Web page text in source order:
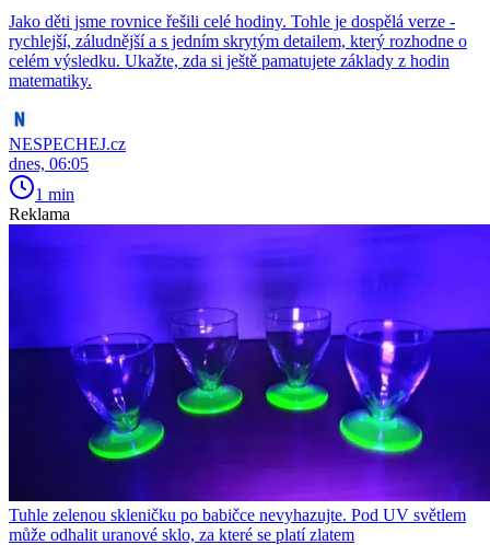
Jako děti jsme rovnice řešili celé hodiny. Tohle je dospělá verze -
rychlejší, záludnější a s jedním skrytým detailem, který rozhodne o
celém výsledku. Ukažte, zda si ještě pamatujete základy z hodin
matematiky.
NESPECHEJ.cz
dnes, 06:05
1 min
Reklama
Tuhle zelenou skleničku po babičce nevyhazujte. Pod UV světlem
může odhalit uranové sklo, za které se platí zlatem